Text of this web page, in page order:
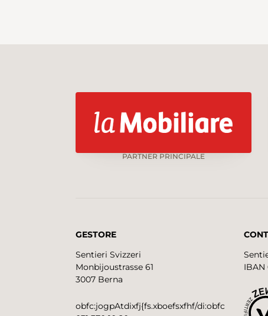
PARTNER PRINCIPALE
GESTORE
Sentieri Svizzeri
Monbijoustrasse 61
3007 Berna
obfc:jogpAtdixfj{fs.xboefsxfhf/di:obfc
IBAN